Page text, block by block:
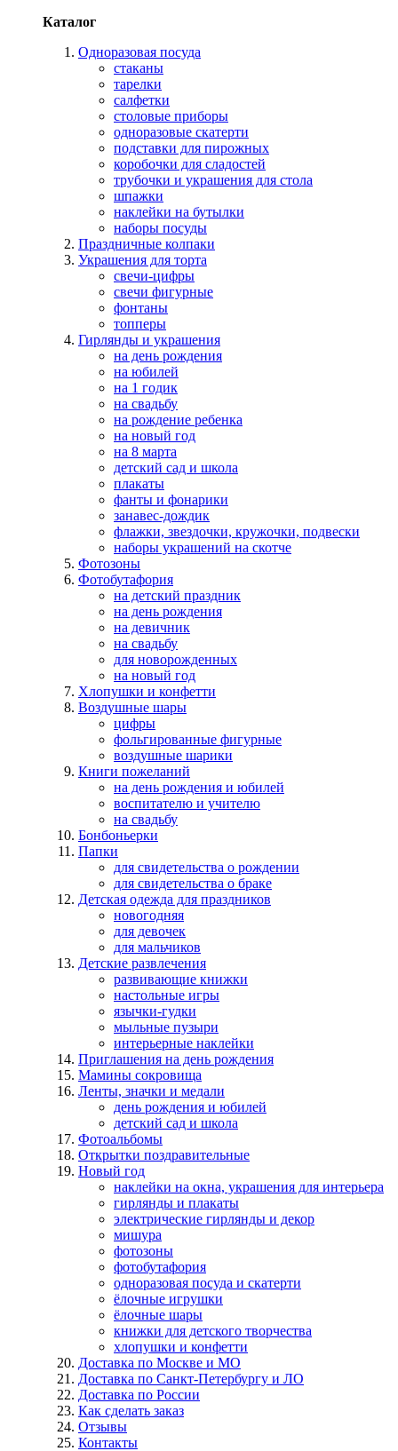
Каталог
Одноразовая посуда
стаканы
тарелки
салфетки
столовые приборы
одноразовые скатерти
подставки для пирожных
коробочки для сладостей
трубочки и украшения для стола
шпажки
наклейки на бутылки
наборы посуды
Праздничные колпаки
Украшения для торта
свечи-цифры
свечи фигурные
фонтаны
топперы
Гирлянды и украшения
на день рождения
на юбилей
на 1 годик
на свадьбу
на рождение ребенка
на новый год
на 8 марта
детский сад и школа
плакаты
фанты и фонарики
занавес-дождик
флажки, звездочки, кружочки, подвески
наборы украшений на скотче
Фотозоны
Фотобутафория
на детский праздник
на день рождения
на девичник
на свадьбу
для новорожденных
на новый год
Хлопушки и конфетти
Воздушные шары
цифры
фольгированные фигурные
воздушные шарики
Книги пожеланий
на день рождения и юбилей
воспитателю и учителю
на свадьбу
Бонбоньерки
Папки
для свидетельства о рождении
для свидетельства о браке
Детская одежда для праздников
новогодняя
для девочек
для мальчиков
Детские развлечения
развивающие книжки
настольные игры
язычки-гудки
мыльные пузыри
интерьерные наклейки
Приглашения на день рождения
Мамины сокровища
Ленты, значки и медали
день рождения и юбилей
детский сад и школа
Фотоальбомы
Открытки поздравительные
Новый год
наклейки на окна, украшения для интерьера
гирлянды и плакаты
электрические гирлянды и декор
мишура
фотозоны
фотобутафория
одноразовая посуда и скатерти
ёлочные игрушки
ёлочные шары
книжки для детского творчества
хлопушки и конфетти
Доставка по Москве и МО
Доставка по Санкт-Петербургу и ЛО
Доставка по России
Как сделать заказ
Отзывы
Контакты